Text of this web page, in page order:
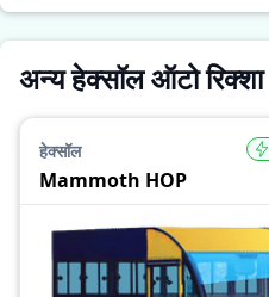
अन्य हेक्सॉल ऑटो रिक्शा
हेक्सॉल
Mammoth HOP